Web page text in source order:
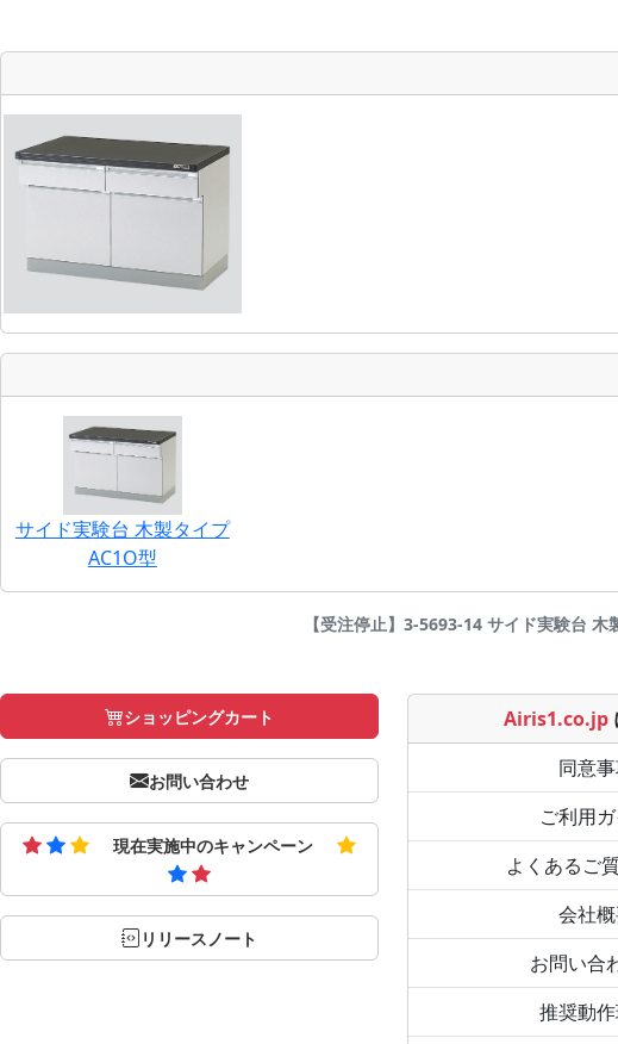
サイド実験台 木製タイプ
AC1O型
【受注停止】3-5693-14 サイド実験台
ショッピングカート
お問い合わせ
現在実施中のキャンペーン
リリースノート
Airis1.co.jp
同意
ご利用
よくあるご
会社
お問い合
推奨動